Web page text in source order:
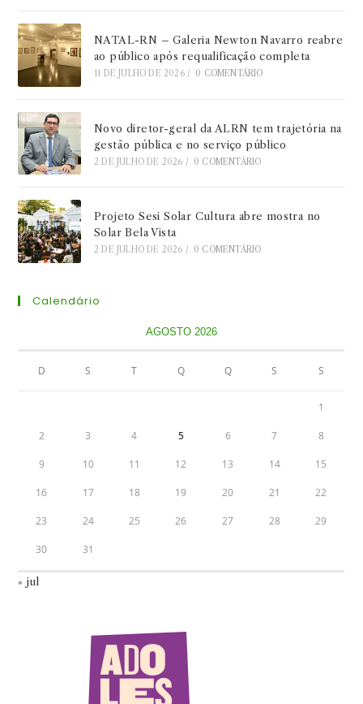
NATAL-RN – Galeria Newton Navarro reabre
ao público após requalificação completa
11 DE JULHO DE 2026 / 0 COMENTÁRIO
Novo diretor-geral da ALRN tem trajetória na
gestão pública e no serviço público
2 DE JULHO DE 2026 / 0 COMENTÁRIO
Projeto Sesi Solar Cultura abre mostra no
Solar Bela Vista
2 DE JULHO DE 2026 / 0 COMENTÁRIO
Calendário
AGOSTO 2026
D S T Q Q S S
1
2 3 4 5 6 7 8
9 10 11 12 13 14 15
16 17 18 19 20 21 22
23 24 25 26 27 28 29
30 31
« jul